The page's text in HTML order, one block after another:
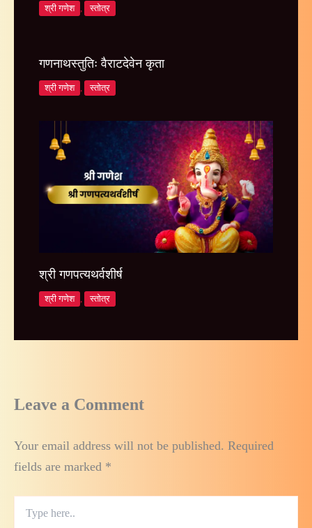
श्री गणेश स्तोत्र
गणनाथस्तुतिः वैराटदेवेन कृता
श्री गणेश स्तोत्र
श्री गणपत्यथर्वशीर्ष
श्री गणेश , स्तोत्र
Leave a Comment
Your email address will not be published. Required
fields are marked *
here..